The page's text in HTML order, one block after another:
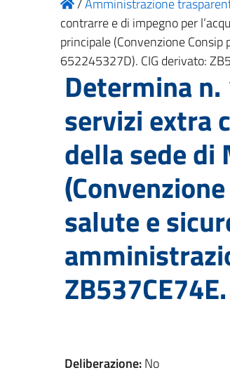
contrarre e di impegno per
principale (Convenzione
652245327D). CIG derivato:
Determina
servizi extra
della sede
salute e
ZB537CE74E.
Deliberazione:No